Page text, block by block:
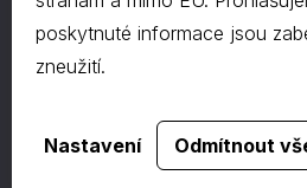
577 222 666
©2024 PD-HRAPA s.r.o.
Realizace webu
poskytnuté informace jsou
zneužití.
Nastavení Odmítnout